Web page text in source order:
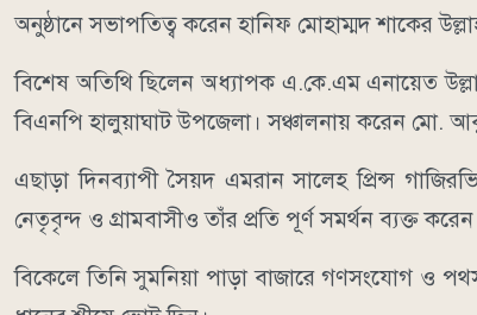
অনুষ্ঠানে সভাপতিত্ব করেন হানিফ মোহাম্মদ শাকের
বিশেষ অতিথি ছিলেন অধ্যাপক এ.কে.এম এনায়েত
বিএনপি হালুয়াঘাট উপজেলা। সঞ্চালনায় করেন মো.
এছাড়া দিনব্যাপী সৈয়দ এমরান সালেহ প্রিন্স
নেতৃবৃন্দ ও গ্রামবাসীও তাঁর প্রতি পূর্ণ সমর্থন ব্যক্ত
বিকেলে তিনি সুমনিয়া পাড়া বাজারে গণসংযোগ ও